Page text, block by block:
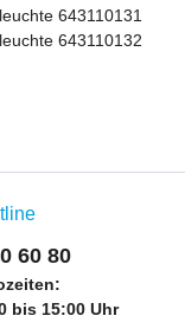
643110131
643110132
60 80
bis 15:00 Uhr